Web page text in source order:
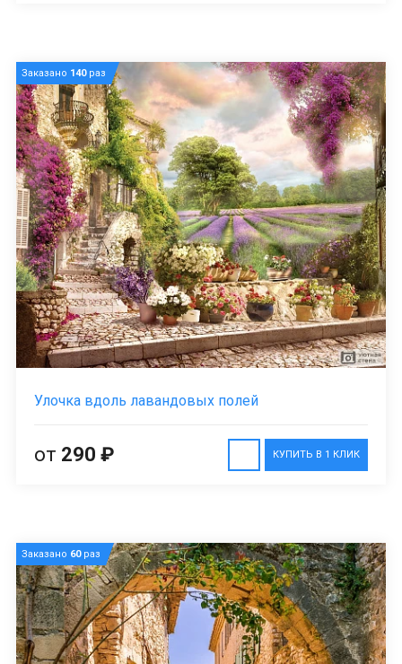
Заказано 140раз
Улочка вдоль лавандовых полей
КУПИТЬ В 1 КЛИК
от 290 ₽
Заказано 60раз